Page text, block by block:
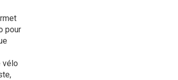
pour
vélo